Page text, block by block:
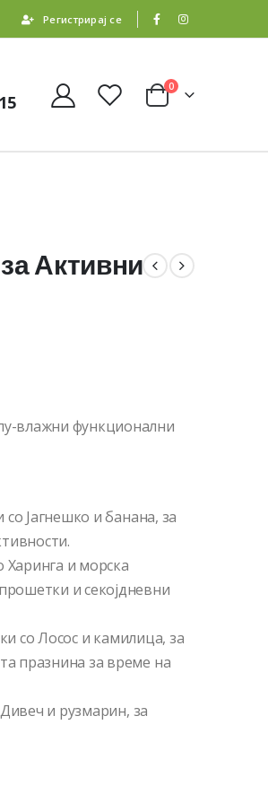
Регистрирај се
0
Активни
влажни функционални
Јагнешко и банана, за
Харинга и морска
и секојдневни
со Лосос и камилица, за
празнина за време на
и рузмарин, за